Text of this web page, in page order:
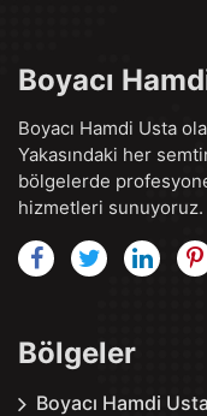
Boyacı
Boyacı Hamdi Usta
Yakasındaki her
bölgelerde
hizmetleri sunuyoruz.
Bölgeler
Boyacı Hamdi